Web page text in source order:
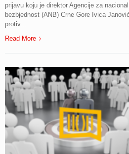
prijavu koju je direktor Agencije za
bezbjednost (ANB) Crne Gore Ivica
protiv...
Read More